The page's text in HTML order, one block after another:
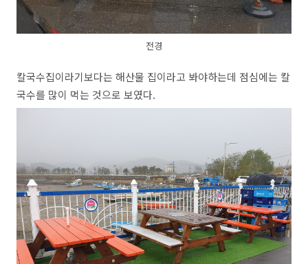
전경
칼국수집이라기보다는 해산물 집이라고 봐야하는데 점심에는 칼
국수를 많이 먹는 것으로 보였다.